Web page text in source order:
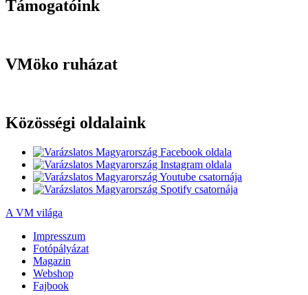
Támogatóink
VMöko ruházat
Közösségi oldalaink
A VM világa
Impresszum
Fotópályázat
Magazin
Webshop
Fajbook